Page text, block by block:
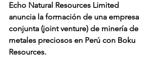
Echo Natural Resources Limited
anuncia la formación de una empresa
conjunta (joint venture) de minería de
metales preciosos en Perú con Boku
Resources.